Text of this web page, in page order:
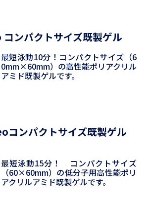
ンパクトサイズ既製ゲル
最短泳動10分！コンパクトサイズ（6
0mm×60mm）の高性能ポリアクリル
アミド既製ゲルです。
コンパクトサイズ既製ゲル
最短泳動15分！ コンパクトサイズ
（60×60mm）の低分子用高性能ポリ
アクリルアミド既製ゲルです。